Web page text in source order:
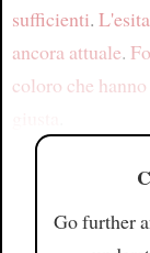
sufficienti.
ancora attuale.
coloro che
Go further